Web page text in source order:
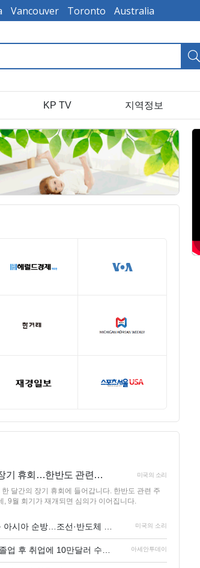
Vancouver Toronto Australia
KP TV 지역정보
미국의 소리
기 휴회…한반도 관련…
달간의 장기 휴회에 들어갑니다. 한반도 관련 주
, 9월 회기가 재개되면 심의가 이어집니다.
미국의 소리
아시아 순방…조선·반도체 …
아세안투데이
트럼프 행정부, 유학생 졸업 후 취업에 10만달러 수수…